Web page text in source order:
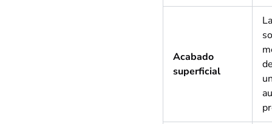
Acabado
superficial